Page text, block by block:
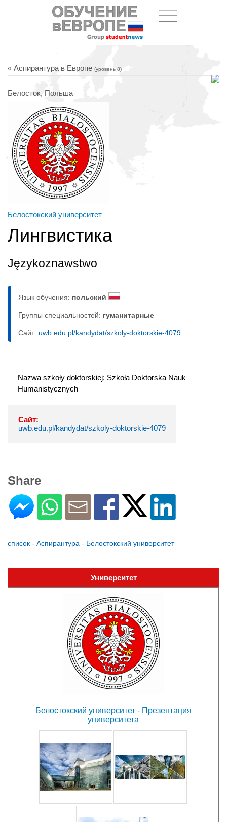
« Аспирантура в Европе (уровень 8)
Белосток, Польша
Белостокский университет
Лингвистика
Językoznawstwo
Язык обучения: польский
Группы специальностей: гуманитарные
Сайт: uwb.edu.pl/kandydat/szkoly-doktorskie-4079
Nazwa szkoły doktorskiej: Szkoła Doktorska Nauk
Humanistycznych
Сайт:
uwb.edu.pl/kandydat/szkoly-doktorskie-4079
Share
список - Аспирантура - Белостокский университет
Университет
Белостокский университет - Презентация
университета